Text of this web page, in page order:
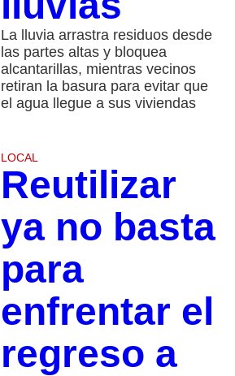
La lluvia arrastra residuos desde
las partes altas y bloquea
alcantarillas, mientras vecinos
retiran la basura para evitar que
el agua llegue a sus viviendas
LOCAL
Reutilizar
ya no basta
para
enfrentar el
regreso a